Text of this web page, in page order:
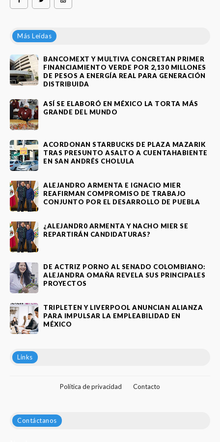
Más Leídas
BANCOMEXT Y MULTIVA CONCRETAN PRIMER
FINANCIAMIENTO VERDE POR 2,130 MILLONES
DE PESOS A ENERGÍA REAL PARA GENERACIÓN
DISTRIBUIDA
ASÍ SE ELABORÓ EN MÉXICO LA TORTA MÁS
GRANDE DEL MUNDO
ACORDONAN STARBUCKS DE PLAZA MAZARIK
TRAS PRESUNTO ASALTO A CUENTAHABIENTE
EN SAN ANDRÉS CHOLULA
ALEJANDRO ARMENTA E IGNACIO MIER
REAFIRMAN COMPROMISO DE TRABAJO
CONJUNTO POR EL DESARROLLO DE PUEBLA
¿ALEJANDR0 ARMENTA Y NACHO MIER SE
REPARTIRÁN CANDIDATURAS?
DE ACTRIZ PORNO AL SENADO COLOMBIANO:
ALEJANDRA OMAÑA REVELA SUS PRINCIPALES
PROYECTOS
TRIPLETEN Y LIVERPOOL ANUNCIAN ALIANZA
PARA IMPULSAR LA EMPLEABILIDAD EN
MÉXICO
Links
Política de privacidad Contacto
Contáctanos